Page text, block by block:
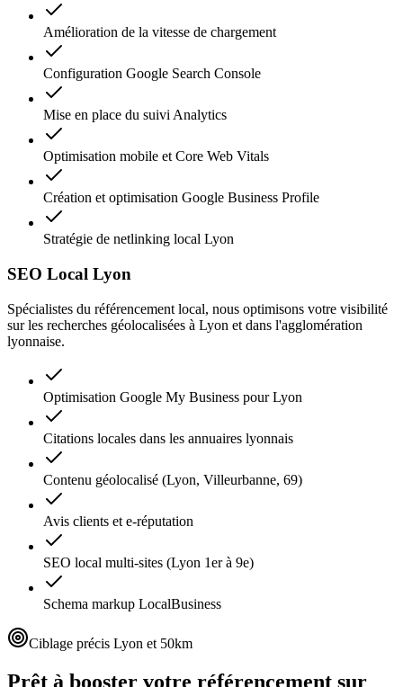
Amélioration de la vitesse de chargement
Configuration Google Search Console
Mise en place du suivi Analytics
Optimisation mobile et Core Web Vitals
Création et optimisation Google Business Profile
Stratégie de netlinking local Lyon
SEO Local Lyon
Spécialistes du référencement local, nous optimisons votre visibilité
sur les recherches géolocalisées à Lyon et dans l'agglomération
lyonnaise.
Optimisation Google My Business pour Lyon
Citations locales dans les annuaires lyonnais
Contenu géolocalisé (Lyon, Villeurbanne, 69)
Avis clients et e-réputation
SEO local multi-sites (Lyon 1er à 9e)
Schema markup LocalBusiness
Ciblage précis Lyon et 50km
Prêt à booster votre référencement sur